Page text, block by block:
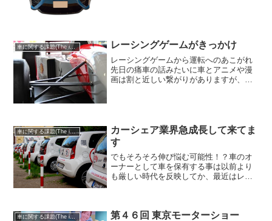
車に関する課題(The issue of cars) レーシングゲームがきっかけ
レーシングゲームから運転へのあこがれ
先日の痛車の話みたいに車とアニメや漫
画は割と近しい繋がりがありますが、車
車に関する課題(The issue of cars)
カーシェア業界急成長して来てま
す
でもそろそろ伸び悩む可能性！？車のオ
ーナーとして車を保有する事は以前より
も厳しい時代を反映してか、最近はレン
コストで車に乗る事が出来...
第４６回 東京モーターショー